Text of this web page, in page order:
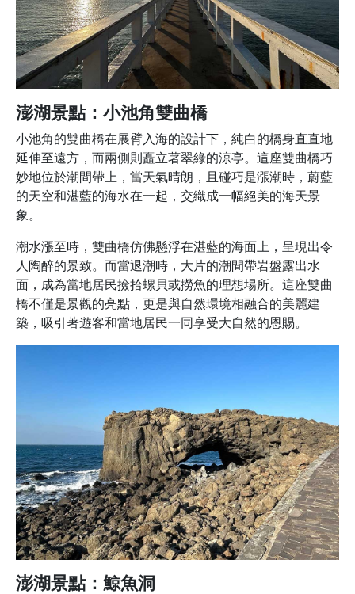
澎湖景點：小池角雙曲橋
小池角的雙曲橋在展臂入海的設計下，純白的橋身直直地
延伸至遠方，而兩側則矗立著翠綠的涼亭。這座雙曲橋巧
妙地位於潮間帶上，當天氣晴朗，且碰巧是漲潮時，蔚藍
的天空和湛藍的海水在一起，交織成一幅絕美的海天景
象。
潮水漲至時，雙曲橋仿佛懸浮在湛藍的海面上，呈現出令
人陶醉的景致。而當退潮時，大片的潮間帶岩盤露出水
面，成為當地居民撿拾螺貝或撈魚的理想場所。這座雙曲
橋不僅是景觀的亮點，更是與自然環境相融合的美麗建
築，吸引著遊客和當地居民一同享受大自然的恩賜。
澎湖景點：鯨魚洞